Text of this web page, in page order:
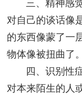
三、精神感
对自己的谈话像
的东西像蒙了一
物体像被扭曲了
四、识别性
对本来陌生的人